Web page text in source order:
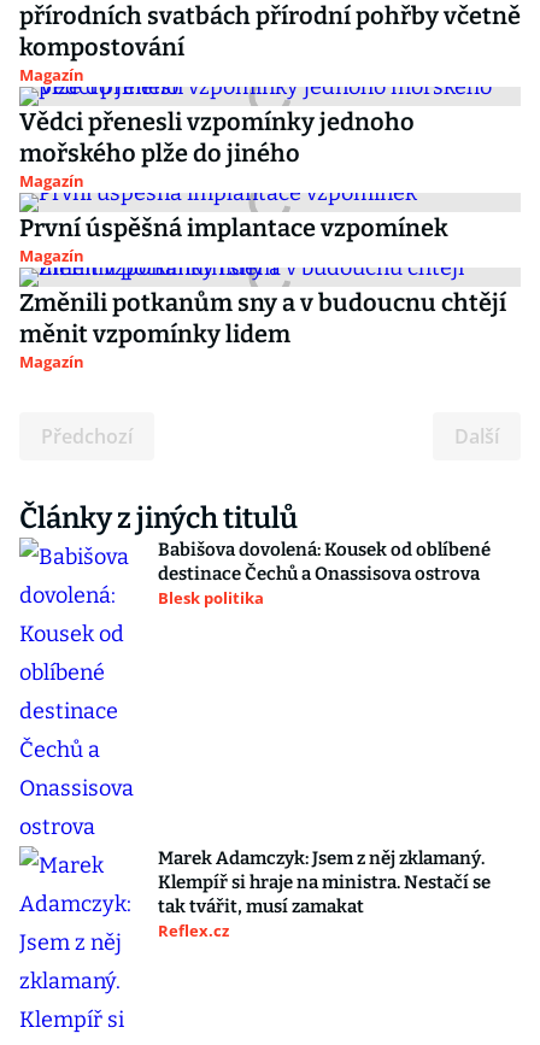
přírodních svatbách přírodní pohřby včetně
kompostování
Magazín
Vědci přenesli vzpomínky jednoho
mořského plže do jiného
Magazín
První úspěšná implantace vzpomínek
Magazín
Změnili potkanům sny a v budoucnu chtějí
měnit vzpomínky lidem
Magazín
Předchozí Další
Články z jiných titulů
Babišova dovolená: Kousek od oblíbené
destinace Čechů a Onassisova ostrova
Blesk politika
Marek Adamczyk: Jsem z něj zklamaný.
Klempíř si hraje na ministra. Nestačí se
tak tvářit, musí zamakat
Reflex.cz